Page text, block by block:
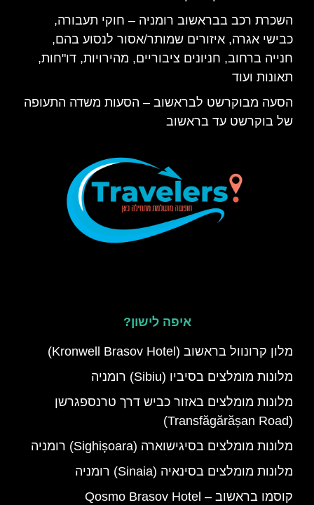
השכרת רכב בבראשוב רומניה – חוקי תעבורה,
כבישי אגרה, איזורים שמותר/אסור לנסוע בהם,
חנייה ברחוב, חניונים ציבוריים, מהירויות, דו"חות,
תאונות ועוד
הסעה מבוקרשט לבראשוב – הסעות משדה התעופה
של בוקרשט עד בראשוב
איפה לישון?
מלון קרונוול בראשוב (Kronwell Brasov Hotel)
מלונות מומלצים בסיביו (Sibiu) רומניה
מלונות מומלצים באזור כביש דרך טרנספגרשן
(Transfăgărășan Road)
מלונות מומלצים בסיגישוארה (Sighișoara) רומניה
מלונות מומלצים בסינאיה (Sinaia) רומניה
קוסמו בראשוב – Qosmo Brasov Hotel